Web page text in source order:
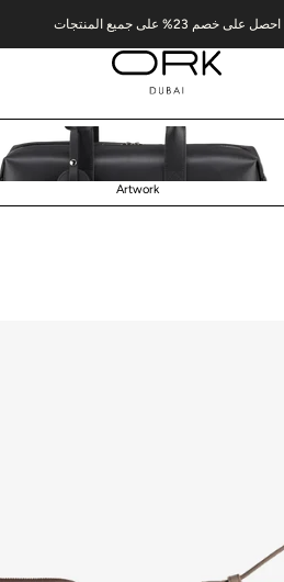
احصل على خصم 23% على جميع المنتجات
Artwork